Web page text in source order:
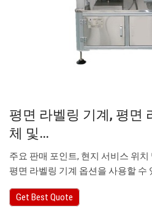
평면 라벨링 기계, 평면
체 및…
주요 판매 포인트, 현지 서비스 위
평면 라벨링 기계 옵션을 사용할 수
Get Best Quote